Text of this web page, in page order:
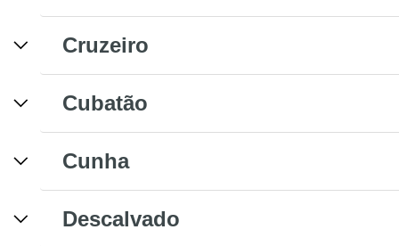
Cruzeiro
Cubatão
Cunha
Descalvado